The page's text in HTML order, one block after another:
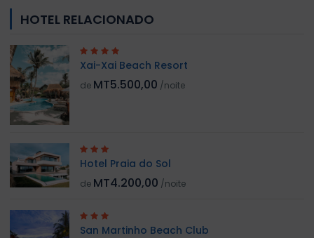
HOTEL RELACIONADO
Xai-Xai Beach Resort
de MT5.500,00 /noite
Hotel Praia do Sol
de MT4.200,00 /noite
San Martinho Beach Club